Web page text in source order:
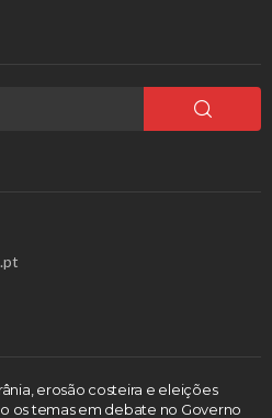
erosão costeira e eleições
os temas em debate no Governo